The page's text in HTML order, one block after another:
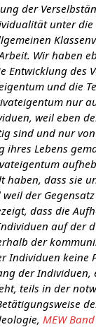
der
unter
Wir haben
Entwicklung des
und die
nur
weil eben
sind und nur
Lebens
haben, dass sie
der
dass die
auf der
der
Individuen keine
der
teils in der
MEW